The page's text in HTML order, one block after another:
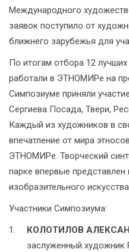
Международного
заявок поступило от
ближнего зарубежья для
По итогам отбора 12
работали в ЭТНОМИРе на
Симпозиуме приняли
Сергиева Посада, Твери,
Каждый из художников в
впечатление от мира
ЭТНОМИРе. Творческий
парке впервые
изобразительного
Участники Симпозиума:
КОЛОТИЛОВ
заслуженный